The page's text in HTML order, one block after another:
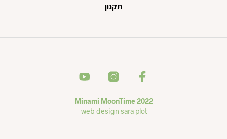
תקנון
Minami MoonTime 2022
sara plot